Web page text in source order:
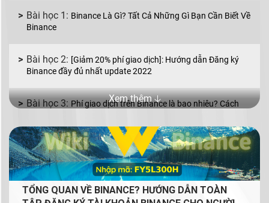
Binance Là Gì? Tất Cả Những Gì Bạn Cần Biết Về
Binance
[Giảm 20% phí giao dịch]: Hướng dẫn Đăng ký
Binance đầy đủ nhất update 2022
Phí giao dịch trên Binance là bao nhiêu? Cách
Binance P2P là gì? Cách mua bán coin bằng VND
với Binance P2P
Mua bán coin trên Binance với 2 lệnh cơ bản: lệnh
Xem thêm 🡣
TỔNG QUAN VỀ BINANCE? HƯỚNG DẪN TOÀN